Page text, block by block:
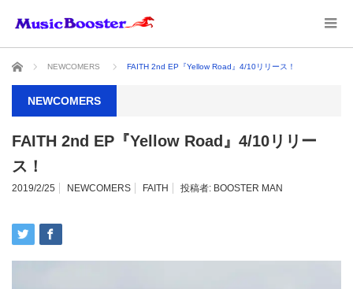
ホーム NEWCOMERS FAITH 2nd EP『Yellow Road』4/10リリース！
NEWCOMERS
FAITH 2nd EP『Yellow Road』4/10リリー
ス！
2019/2/25 NEWCOMERS FAITH 投稿者: BOOSTER MAN